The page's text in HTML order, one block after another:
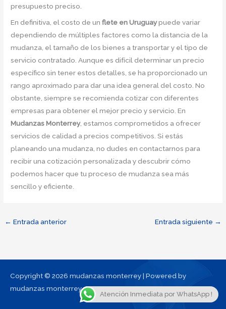
presupuesto preciso.
En definitiva, el costo de unflete en Uruguaypuede variar
dependiendo de múltiples factores como la distancia de la
mudanza, el tamaño de los bienes a transportar y el tipo de
servicio contratado. Aunque es difícil determinar un precio
específico sin tener estos detalles, se ha proporcionado un
rango aproximado para dar una idea general del costo. No
obstante, siempre se recomienda cotizar con diferentes
empresas para obtener el mejor precio y servicio. En
Mudanzas Monterrey, estamos comprometidos a ofrecer
servicios de calidad a precios competitivos. Si estás
planeando una mudanza, no dudes en contactarnos para
recibir una cotización personalizada y descubrir cómo
podemos hacer que tu proceso de mudanza sea más
sencillo y eficiente.
← Entrada anterior Entrada siguiente →
Copyright © 2026 mudanzas monterrey | Powered by
mudanzas monterrey
Atención Inmediata por WhatsApp !